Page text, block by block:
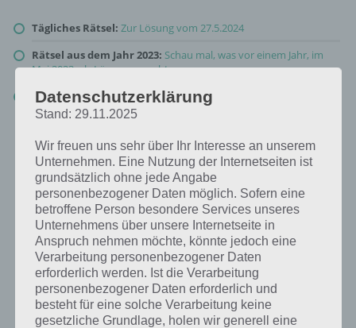
Tägliches Rätsel: Zur Lösung vom 27.5.2024
Rätsel aus dem Jahr 2023: Schau mal, was vor einem Jahr, im
Mai 2023, als Lösung gesucht war
Zur Übersicht :4 Bilder 1 Wort Lösungen zu Zauberhafte
Märchenwelt im Mai 2024
Datenschutzerklärung
Stand: 29.11.2025
Wir freuen uns sehr über Ihr Interesse an unserem
Unternehmen. Eine Nutzung der Internetseiten ist
grundsätzlich ohne jede Angabe
personenbezogener Daten möglich. Sofern eine
betroffene Person besondere Services unseres
Unternehmens über unsere Internetseite in
Anspruch nehmen möchte, könnte jedoch eine
Verarbeitung personenbezogener Daten
erforderlich werden. Ist die Verarbeitung
personenbezogener Daten erforderlich und
besteht für eine solche Verarbeitung keine
gesetzliche Grundlage, holen wir generell eine